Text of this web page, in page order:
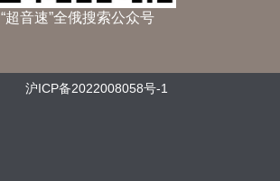
“超音速”全俄搜索公众号
沪ICP备2022008058号-1